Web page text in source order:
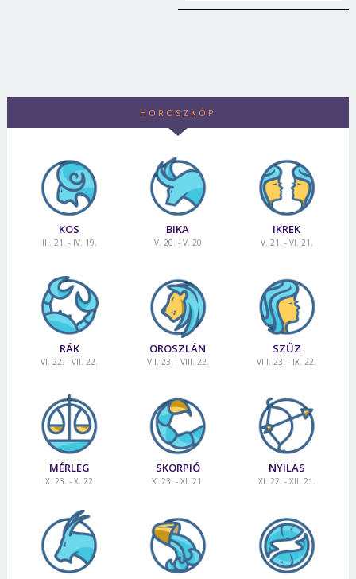
HOROSZKÓP
KOS
III. 21. - IV. 19.
BIKA
IV. 20. - V. 20.
IKREK
V. 21. - VI. 21.
RÁK
VI. 22. - VII. 22.
OROSZLÁN
VII. 23. - VIII. 22.
SZŰZ
VIII. 23. - IX. 22.
MÉRLEG
IX. 23. - X. 22.
SKORPIÓ
X. 23. - XI. 21.
NYILAS
XI. 22. - XII. 21.